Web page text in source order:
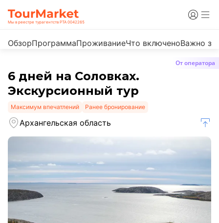
Мы в реестре турагентств РТА 0042265
ОбзорПрограммаПроживаниеЧто включеноВажно
От оператора
6 дней на Соловках.
Экскурсионный тур
Максимум впечатлений Ранее бронирование
Архангельская область